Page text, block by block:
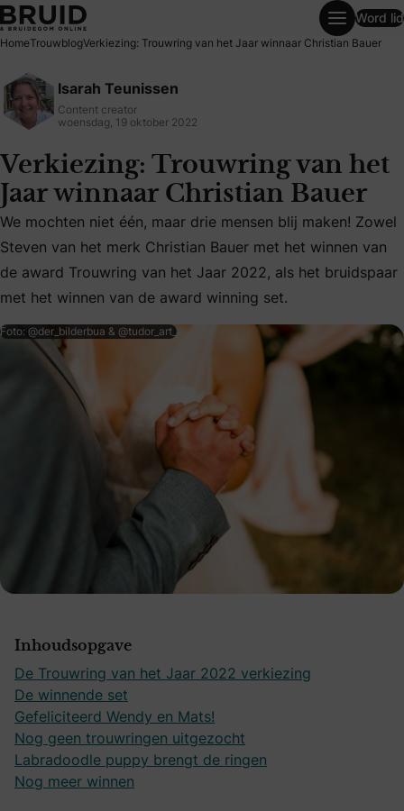
Verkiezing: Trouwring van het Jaar winnaar Christian Bauer
Word lid
HomeTrouwblogVerkiezing: Trouwring van het Jaar winnaar Christian Bauer
Isarah Teunissen
Content creator
woensdag, 19 oktober 2022
Verkiezing: Trouwring van het
Jaar winnaar Christian Bauer
We mochten niet één, maar drie mensen blij maken!
We mochten niet één, maar drie mensen blij maken! Zowel
Steven van het merk Christian Bauer met het winnen van
de award Trouwring van het Jaar 2022, als het bruidspaar
met het winnen van de award winning set.
Foto: @der_bilderbua & @tudor_art_
Inhoudsopgave
De Trouwring van het Jaar 2022 verkiezing
De winnende set
Gefeliciteerd Wendy en Mats!
Nog geen trouwringen uitgezocht
Labradoodle puppy brengt de ringen
Nog meer winnen